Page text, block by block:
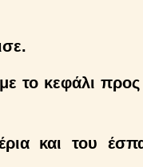
το κεφάλι προς
και του